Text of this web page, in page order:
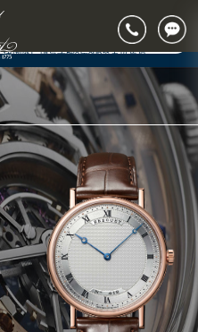
▲
▼
上海市徐汇区虹桥路3号港汇中心2座37层3705室宝玑售后服务中心（需提前预约）